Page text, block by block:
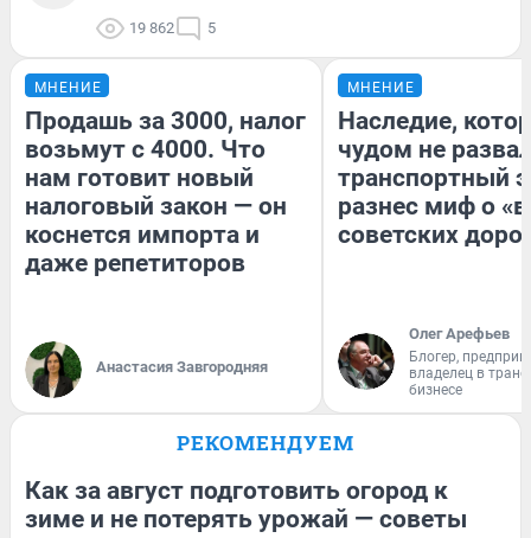
19 862 5
МНЕНИЕ
Продашь за 3000, налог
возьмут с 4000. Что
нам готовит новый
налоговый закон — он
коснется импорта и
даже репетиторов
Анастасия Завгородняя
МНЕНИЕ
Наследие,
чудом не
транспортный
разнес миф о
советских
Олег Арефьев
Блогер,
владелец в
бизнесе
РЕКОМЕНДУЕМ
Как за август подготовить огород к
зиме и не потерять урожай — советы